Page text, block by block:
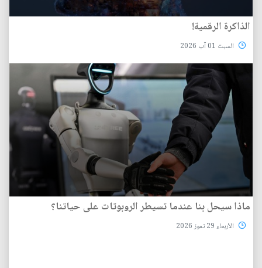
الذاكرة الرقمية!
السبت 01 آب 2026
ماذا سيحل بنا عندما تسيطر الروبوتات على حياتنا؟
الأربعاء 29 تموز 2026